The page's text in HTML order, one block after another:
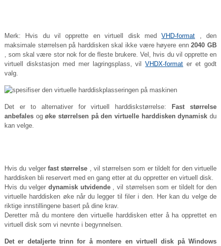
Merk: Hvis du vil opprette en virtuell disk medVHD-format , den
maksimale størrelsen på harddisken skal ikke være høyere enn2040 GB
, som skal være stor nok for de fleste brukere. Vel, hvis du vil opprette en
virtuell diskstasjon med mer lagringsplass, vilVHDX-format er et godt
valg.
Det er to alternativer for virtuell harddiskstørrelse:
Fast størrelse
anbefalesogøke størrelsen på den virtuelle harddisken dynamisk du
kan velge.
Hvis du velger fast størrelse , vil størrelsen som er tildelt for den virtuelle
harddisken bli reservert med en gang etter at du oppretter en virtuell disk.
Hvis du velger dynamisk utvidende, vil størrelsen som er tildelt for den
virtuelle harddisken øke når du legger til filer i den. Her kan du velge de
riktige innstillingene basert på dine krav.
Deretter må du montere den virtuelle harddisken etter å ha opprettet en
virtuell disk som vi nevnte i begynnelsen.
Det er detaljerte trinn for å montere en virtuell disk på Windows